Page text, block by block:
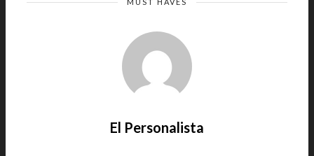
El Personalista